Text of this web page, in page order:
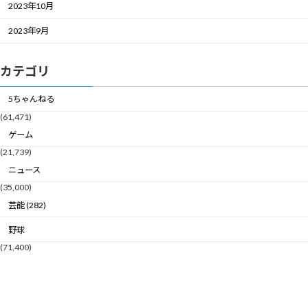
2023年10月
2023年9月
カテゴリ
5ちゃんねる
(61,471)
ゲーム
(21,739)
ニュース
(35,000)
芸能 (282)
野球
(71,400)